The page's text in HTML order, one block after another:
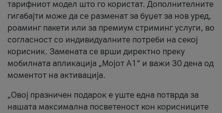
тарифниот модел што го користат. Дополнителните
гигабајти може да се разменат за буџет за нов уред,
роаминг пакети или за премиум стриминг услуги, во
согласност со индивидуалните потреби на секој
корисник. Замената се врши директно преку
мобилната апликација „Мојот А1“ и важи 30 дена од
моментот на активација.
„Овој празничен подарок е уште една потврда за
нашата максимална посветеност кон корисниците